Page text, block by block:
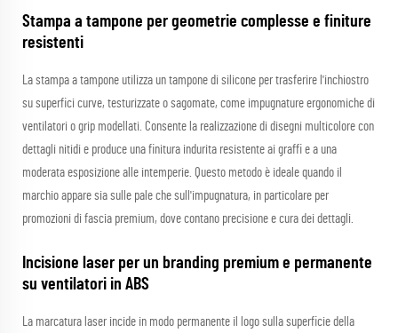
Stampa a tampone per geometrie complesse e finiture
resistenti
La stampa a tampone utilizza un tampone di silicone per trasferire l'inchiostro
su superfici curve, testurizzate o sagomate, come impugnature ergonomiche di
ventilatori o grip modellati. Consente la realizzazione di disegni multicolore con
dettagli nitidi e produce una finitura indurita resistente ai graffi e a una
moderata esposizione alle intemperie. Questo metodo è ideale quando il
marchio appare sia sulle pale che sull'impugnatura, in particolare per
promozioni di fascia premium, dove contano precisione e cura dei dettagli.
Incisione laser per un branding premium e permanente
su ventilatori in ABS
La marcatura laser incide in modo permanente il logo sulla superficie della